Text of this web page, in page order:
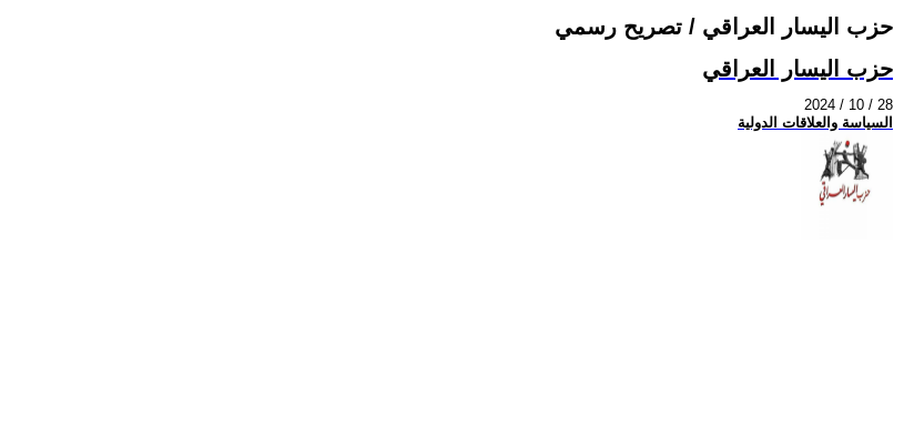
حزب اليسار العراقي / تصريح رسمي
حزب اليسار العراقي
2024 / 10 / 28
السياسة والعلاقات الدولية